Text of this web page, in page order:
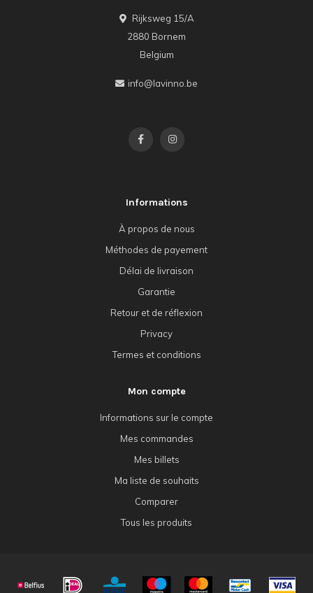
Rijksweg 15/A
2880 Bornem
Belgium
info@lavinno.be
Informations
À propos de nous
Méthodes de payement
Délai de livraison
Garantie
Retour et de réflexion
Privacy
Termes et conditions
Mon compte
Informations sur le compte
Mes commandes
Mes billets
Ma liste de souhaits
Comparer
Tous les produits